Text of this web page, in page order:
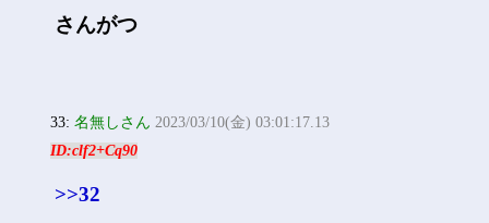
さんがつ
33:名無しさん 2023/03/10(金) 03:01:17.13
ID:clf2+Cq90
>>32